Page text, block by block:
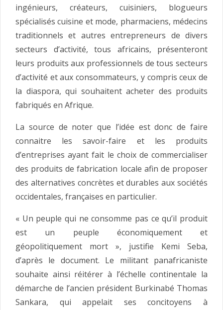
ingénieurs, créateurs, cuisiniers, blogueurs
spécialisés cuisine et mode, pharmaciens, médecins
traditionnels et autres entrepreneurs de divers
secteurs d’activité, tous africains, présenteront
leurs produits aux professionnels de tous secteurs
d’activité et aux consommateurs, y compris ceux de
la diaspora, qui souhaitent acheter des produits
fabriqués en Afrique.
La source de noter que l’idée est donc de faire
connaitre les savoir-faire et les produits
d’entreprises ayant fait le choix de commercialiser
des produits de fabrication locale afin de proposer
des alternatives concrètes et durables aux sociétés
occidentales, françaises en particulier.
« Un peuple qui ne consomme pas ce qu’il produit
est un peuple économiquement et
géopolitiquement mort », justifie Kemi Seba,
d’après le document. Le militant panafricaniste
souhaite ainsi réitérer à l’échelle continentale la
démarche de l’ancien président Burkinabé Thomas
Sankara, qui appelait ses concitoyens à